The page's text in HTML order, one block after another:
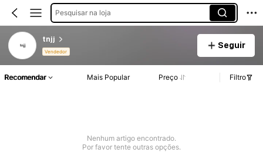
Pesquisar na loja
tnjj
Vendedor
Seguir
Recomendar Mais Popular Preço Filtro
Nenhum artigo encontrado.
Por favor tente outras opções.